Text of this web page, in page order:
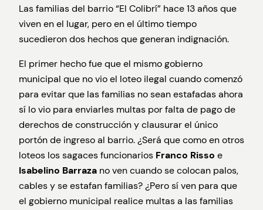
Las familias del barrio “El Colibrí” hace 13 años que
viven en el lugar, pero en el último tiempo
sucedieron dos hechos que generan indignación.
El primer hecho fue que el mismo gobierno
municipal que no vio el loteo ilegal cuando comenzó
para evitar que las familias no sean estafadas ahora
sí lo vio para enviarles multas por falta de pago de
derechos de construcción y clausurar el único
portón de ingreso al barrio. ¿Será que como en otros
loteos los sagaces funcionarios Franco Risso e
Isabelino Barraza no ven cuando se colocan palos,
cables y se estafan familias? ¿Pero sí ven para que
el gobierno municipal realice multas a las familias